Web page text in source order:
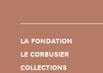
LA FONDATION
LE CORBUSIER
COLLECTIONS